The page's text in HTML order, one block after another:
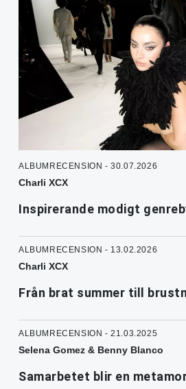
ALBUMRECENSION - 30.07.2026
Charli XCX
Inspirerande modigt
ALBUMRECENSION - 13.02.2026
Charli XCX
Från brat summer till
ALBUMRECENSION - 21.03.2025
Selena Gomez & Benny Blanco
Samarbetet blir en